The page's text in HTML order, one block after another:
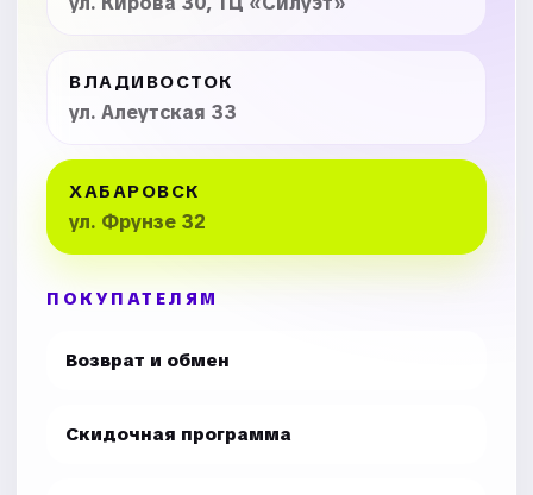
ВЛАДИВОСТОК
ул. Алеутская 33
ХАБАРОВСК
ул. Фрунзе 32
ПОКУПАТЕЛЯМ
Возврат и обмен
Скидочная программа